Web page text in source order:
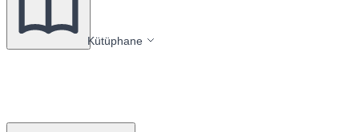
Kütüphane